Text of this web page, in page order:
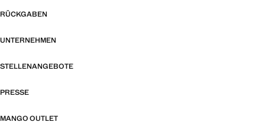
RÜCKGABEN
UNTERNEHMEN
STELLENANGEBOTE
PRESSE
MANGO OUTLET